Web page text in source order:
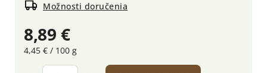
8,89 €
4,45 € / 100 g
Možnosti doručenia